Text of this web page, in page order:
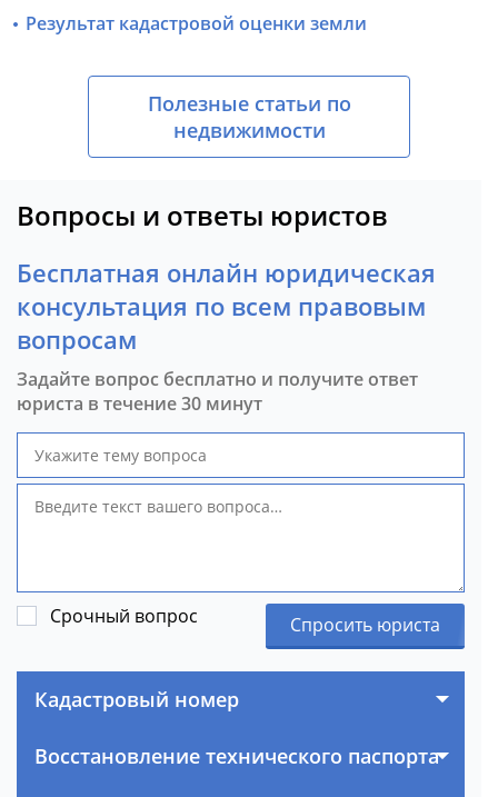
Результат кадастровой оценки земли
Полезные статьи по
недвижимости
Вопросы и ответы юристов
Бесплатная онлайн юридическая
консультация по всем правовым
вопросам
Задайте вопрос бесплатно и получите ответ
юриста в течение 30 минут
Срочный вопрос Спросить юриста
Кадастровый номер
Восстановление технического паспорта